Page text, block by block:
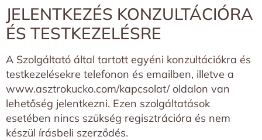
JELENTKEZÉS KONZULTÁCIÓRA
ÉS TESTKEZELÉSRE
A Szolgáltató által tartott egyéni konzultációkra és
testkezelésekre telefonon és emailben, illetve a
www.asztrokucko.com/kapcsolat/oldalon van
lehetőség jelentkezni. Ezen szolgáltatások
esetében nincs szükség regisztrációra és nem
készül írásbeli szerződés.